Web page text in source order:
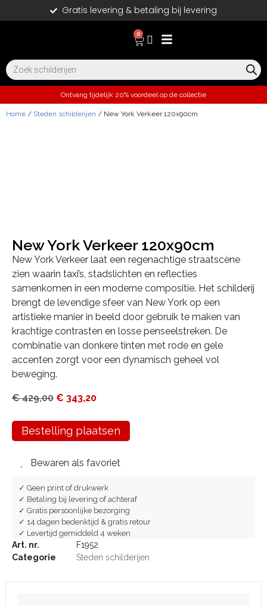
Gratis levering & betaling bij levering
0
Ontvang tijdelijk 20% voordeel op de collectie
Home / Steden schilderijen / New York Verkeer 120x90cm
New York Verkeer 120x90cm
New York Verkeer laat een regenachtige straatscène
zien waarin taxi’s, stadslichten en reflecties
samenkomen in een moderne compositie. Het schilderij
brengt de levendige sfeer van New York op een
artistieke manier in beeld door gebruik te maken van
krachtige contrasten en losse penseelstreken. De
combinatie van donkere tinten met rode en gele
accenten zorgt voor een dynamisch geheel vol
beweging.
€429,00 € 343,20
Bestelling plaatsen
Bewaren als favoriet
✓ Geen print of drukwerk
✓ Betaling bij levering of achteraf
✓ Gratis persoonlijke bezorging
✓ 14 dagen bedenktijd & gratis retour
✓ Levertijd gemiddeld 4 weken
Art. nr.
F1952
Categorie
Steden schilderijen